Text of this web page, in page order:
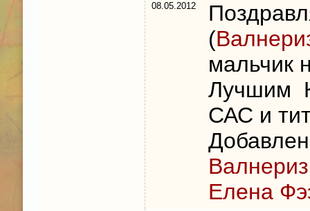
08.05.2012
(
мальчик
Лучшим
САС и
Елена